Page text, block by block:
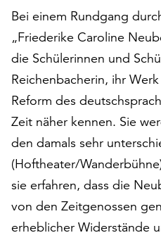
auf
„Alle
akzeptieren“,
um
alle
Cookies
akzeptieren.
Sie
können
Einverständnis
jederzeit
ändern
Bei einem Rundgang
„Friederike Caroline
die Schülerinnen und
Reichenbacherin, ihr
Reform des
Zeit näher kennen. Sie
den damals sehr
(Hoftheater/
sie erfahren, dass die
von den Zeitgenossen
erheblicher Widerstände